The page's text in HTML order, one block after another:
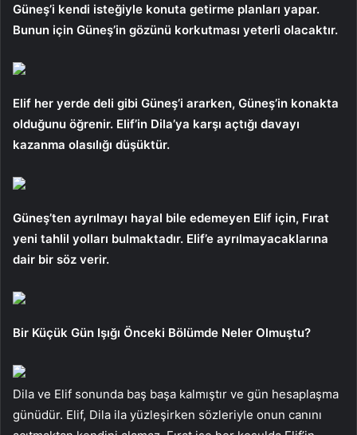
Güneş’i kendi isteğiyle konuta getirme planları yapar.
Bunun için Güneş’in gözünü korkutması yeterli olacaktır.
Elif her yerde deli gibi Güneş’i ararken, Güneş’in konakta
olduğunu öğrenir. Elif’in Dila’ya karşı açtığı davayı
kazanma olasılığı düşüktür.
Güneş’ten ayrılmayı hayal bile edemeyen Elif için, Fırat
yeni tahlil yolları bulmaktadır. Elif’e ayrılmayacaklarına
dair bir söz verir.
Bir Küçük Gün Işığı Önceki Bölümde Neler Olmuştu?
Dila ve Elif sonunda baş başa kalmıştır ve gün hesaplaşma
günüdür. Elif, Dila ila yüzleşirken sözleriyle onun canını